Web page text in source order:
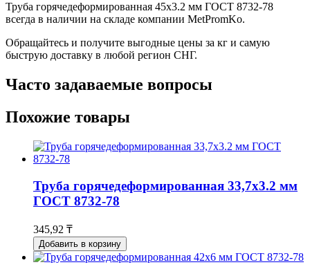
Труба горячедеформированная 45х3.2 мм ГОСТ 8732-78
всегда в наличии на складе компании MetPromKo.
Обращайтесь и получите выгодные цены за кг и самую
быструю доставку в любой регион СНГ.
Часто задаваемые вопросы
Похожие товары
Труба горячедеформированная 33,7х3.2 мм
ГОСТ 8732-78
345,92 ₸
Добавить в корзину